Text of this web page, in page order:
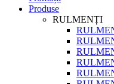
Produse
RULMENȚI